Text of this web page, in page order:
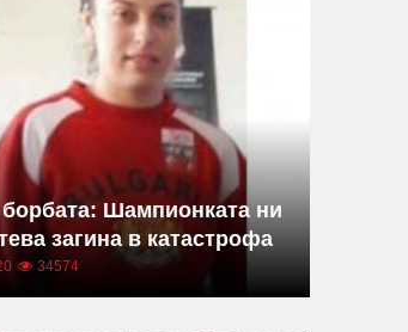
борбата: Шампионката ни
загина в катастрофа
34574